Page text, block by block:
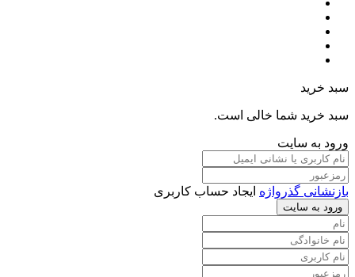
سبد خرید
سبد خرید شما خالی است.
ورود به سایت
بازنشانی گذرواژه ایجاد حساب کاربری
ورود به سایت